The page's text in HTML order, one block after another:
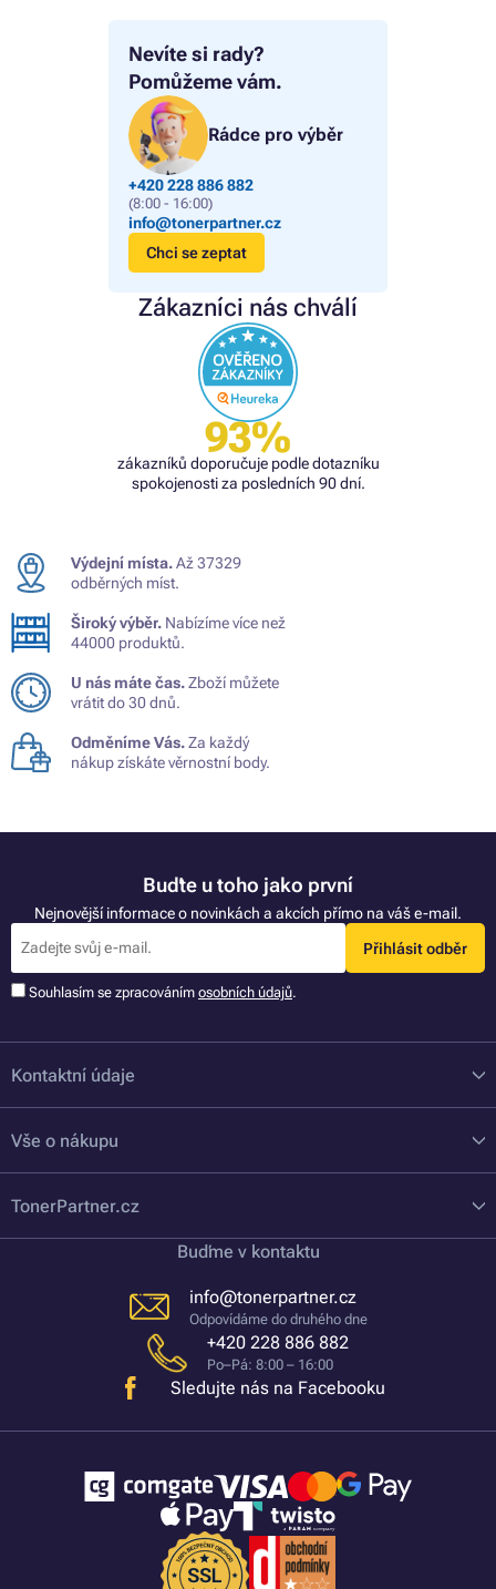
Nevíte si rady?
Pomůžeme vám.
Rádce pro výběr
+420 228 886 882
(8:00 - 16:00)
info@tonerpartner.cz
Chci se zeptat
Zákazníci nás chválí
93%
zákazníků doporučuje podle dotazníku
spokojenosti za posledních 90 dní.
Výdejní místa.Až 37329
odběrných míst.
Široký výběr. Nabízíme více než
44000 produktů.
U nás máte čas.Zboží můžete
vrátit do 30 dnů.
Odměníme Vás.Za každý
nákup získáte věrnostní body.
Buďte u toho jako první
Nejnovější informace o novinkách a akcích přímo na váš e-mail.
Přihlásit odběr
Souhlasím se zpracováním osobních údajů.
Kontaktní údaje
Vše o nákupu
TonerPartner.cz
Buďme v kontaktu
info@tonerpartner.cz
Odpovídáme do druhého dne
+420 228 886 882
Po–Pá: 8:00 – 16:00
Sledujte nás na Facebooku